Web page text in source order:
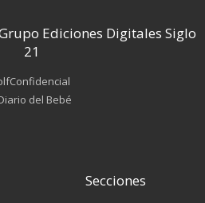
Ediciones Digitales Siglo
21
del Bebé
Secciones